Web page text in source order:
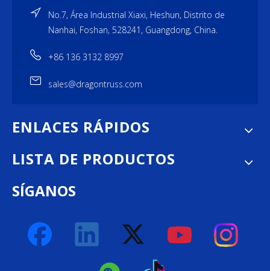
No.7, Área Industrial Xiaxi, Heshun, Distrito de
Nanhai, Foshan, 528241, Guangdong, China.
+86 136 3132 8997
sales@dragontruss.com
ENLACES RÁPIDOS
LISTA DE PRODUCTOS
SÍGANOS